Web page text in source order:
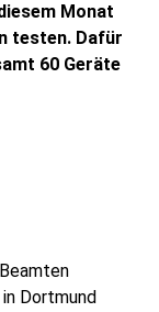
Monat
testen. Dafür
60 Geräte
Dortmund